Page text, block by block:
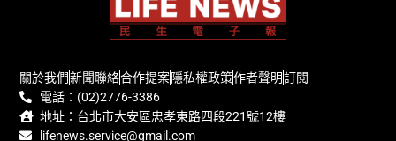
關於我們新聞聯絡合作提案隱私權政策作者聲明訂閱
電話：(02)2776-3386
地址：台北市大安區忠孝東路四段221號12樓
lifenews.service@gmail.com